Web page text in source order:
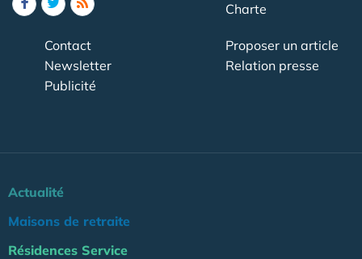
Charte
Contact
Newsletter
Publicité
Proposer un article
Relation presse
Actualité
Maisons de retraite
Résidences Service